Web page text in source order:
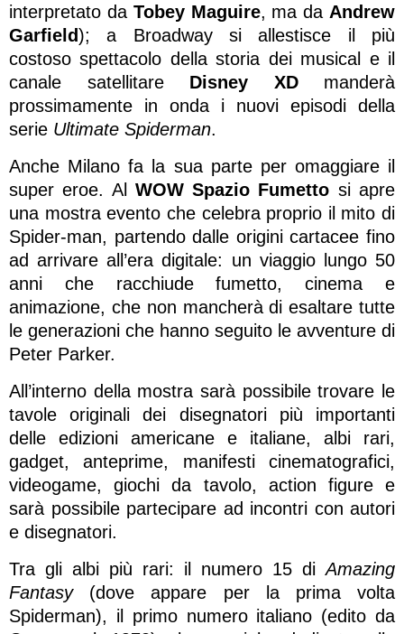
interpretato da Tobey Maguire, ma da Andrew
Garfield); a Broadway si allestisce il più
costoso spettacolo della storia dei musical e il
canale satellitare Disney XDmanderà
prossimamente in onda i nuovi episodi della
serie Ultimate Spiderman.
Anche Milano fa la sua parte per omaggiare il
super eroe. Al WOW Spazio Fumetto si apre
una mostra evento che celebra proprio il mito di
Spider-man, partendo dalle origini cartacee fino
ad arrivare all’era digitale: un viaggio lungo 50
anni che racchiude fumetto, cinema e
animazione, che non mancherà di esaltare tutte
le generazioni che hanno seguito le avventure di
Peter Parker.
All’interno della mostra sarà possibile trovare le
tavole originali dei disegnatori più importanti
delle edizioni americane e italiane, albi rari,
gadget, anteprime, manifesti cinematografici,
videogame, giochi da tavolo, action figure e
sarà possibile partecipare ad incontri con autori
e disegnatori.
Tra gli albi più rari: il numero 15 diAmazing
Fantasy(dove appare per la prima volta
Spiderman), il primo numero italiano (edito da